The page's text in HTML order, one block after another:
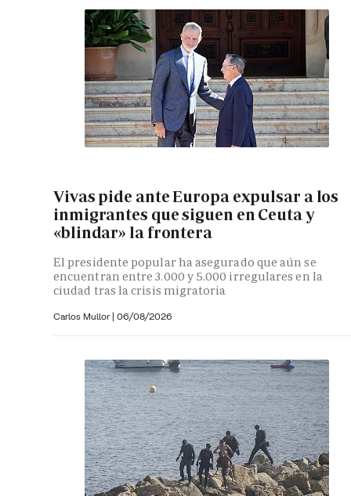
Vivas pide ante Europa expulsar a los
inmigrantes que siguen en Ceuta y
«blindar» la frontera
El presidente popular ha asegurado que aún se
encuentran entre 3.000 y 5.000 irregulares en la
ciudad tras la crisis migratoria
Carlos Mullor | 06/08/2026